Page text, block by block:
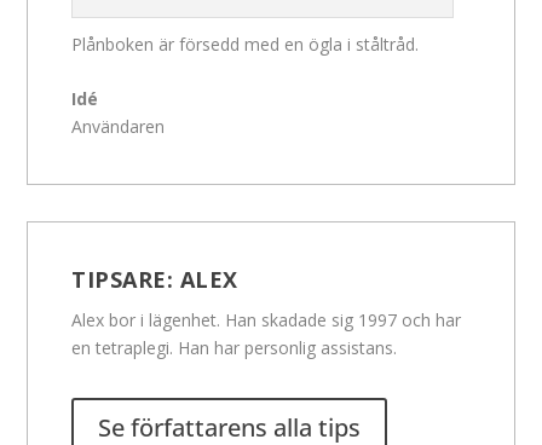
Plånboken är försedd med en ögla i ståltråd.
Idé
Användaren
TIPSARE: ALEX
Alex bor i lägenhet. Han skadade sig 1997 och har
en tetraplegi. Han har personlig assistans.
Se författarens alla tips